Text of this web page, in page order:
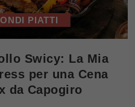
PIATTI
Swicy: La Mia
per una Cena
da Capogiro